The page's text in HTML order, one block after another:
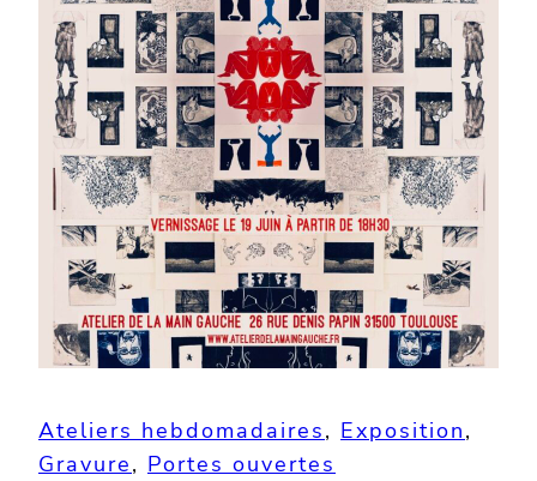
Ateliers hebdomadaires, Exposition
Gravure, Portes ouvertes